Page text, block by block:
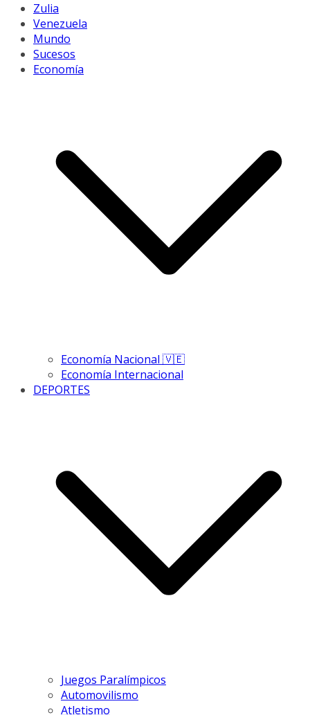
Zulia
Venezuela
Mundo
Sucesos
Economía
Economía Nacional 🇻🇪
Economía Internacional
DEPORTES
Juegos Paralímpicos
Automovilismo
Atletismo